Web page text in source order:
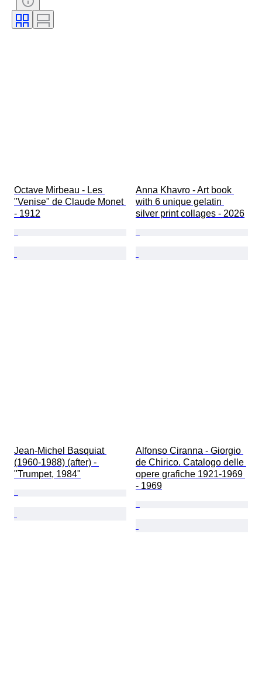
Farbe
Verkauft von
Octave Mirbeau - Les
"Venise" de Claude Monet
- 1912
Anna Khavro - Art book
with 6 unique gelatin
silver print collages - 2026
Jean-Michel Basquiat
(1960-1988) (after) -
"Trumpet, 1984"
Alfonso Ciranna - Giorgio
de Chirico. Catalogo delle
opere grafiche 1921-1969
- 1969